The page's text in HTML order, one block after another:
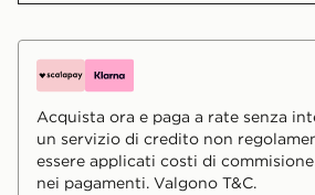
Acquista ora e paga a rate senza
un servizio di credito non
essere applicati costi di
nei pagamenti. Valgono T&C.